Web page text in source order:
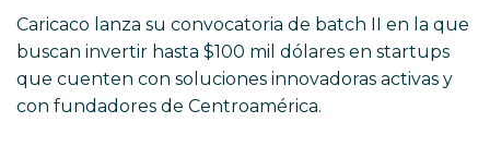
Caricaco lanza su convocatoria de batch II en la que
buscan invertir hasta $100 mil dólares en startups
que cuenten con soluciones innovadoras activas y
con fundadores de Centroamérica.